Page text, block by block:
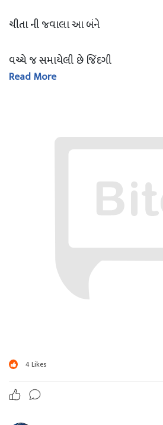
ચીતા ની જ્વાલા આ બંને
વચ્ચે જ સમાયેલી છે જિંદગી
મૃગજળ માં સંબંધો ના
આટલું સરસ મને લખતા ન આવડે,, મારી
એમની આ રચના છે. સોરી,હું એમનું નામ
Read More
4Likes